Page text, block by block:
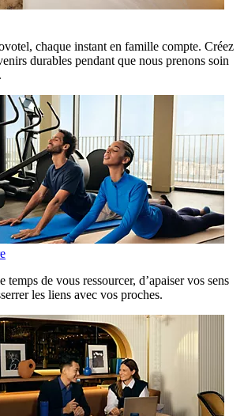
chaque instant en famille compte. Créez
durables pendant que nous prenons soin
temps de vous ressourcer, d’apaiser vos sens
les liens avec vos proches.